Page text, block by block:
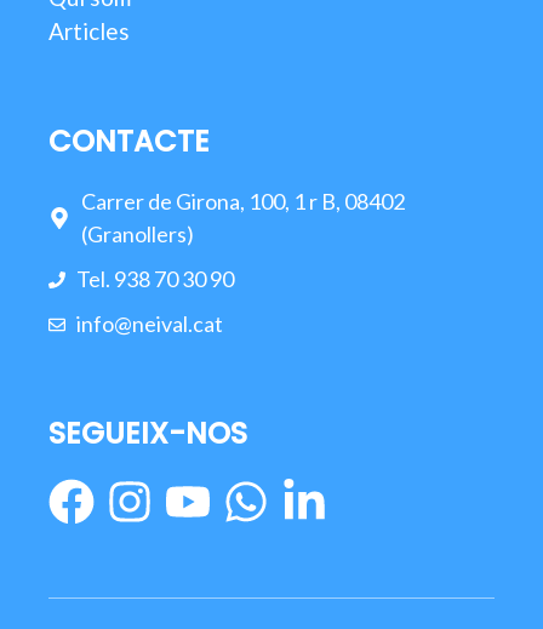
Articles
CONTACTE
Carrer de Girona, 100, 1 r B, 08402
(Granollers)
Tel. 938 70 30 90
info@neival.cat
SEGUEIX-NOS